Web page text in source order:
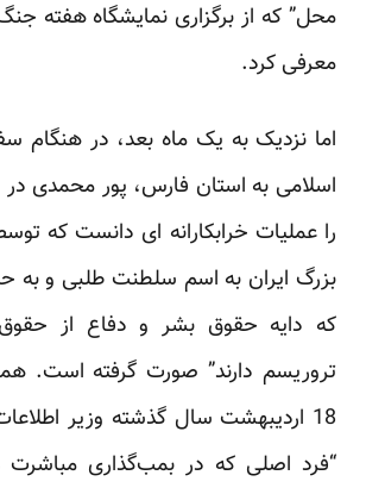
محل” که از برگزاری نمایشگاه هفته جنگ
معرفی کرد.‏
اما نزدیک به یک ماه بعد، در هنگام
اسلامی به استان فارس، پور محمدی در
را عملیات خرابکارانه ای دانست که
بزرگ ایران به اسم سلطنت طلبی و به
که دایه حقوق بشر و دفاع از
تروریسم دارند” صورت گرفته است.
18 اردیبهشت سال گذشته وزیر
“فرد اصلی که در بمب‌گذاری